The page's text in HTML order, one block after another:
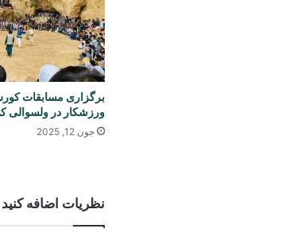
ورزشکار در ولسوالی
جون 12, 2025
نظریات اضافه کنید